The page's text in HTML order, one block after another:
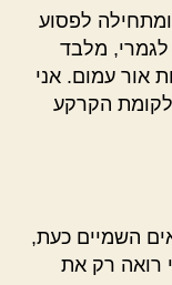
ומתחילה לפסוע
לגמרי, מלבד
אור עמום. אני
לקומת הקרקע
השמיים כעת,
רואה רק את